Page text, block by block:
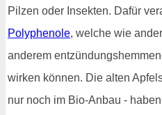
Pilzen oder Insekten. Dafür
Polyphenole, welche wie
anderem
wirken können. Die alten
nur noch im Bio-Anbau -